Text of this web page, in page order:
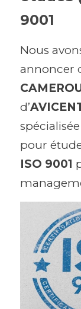
9001
Nous
annoncer
d’
ISO 9001